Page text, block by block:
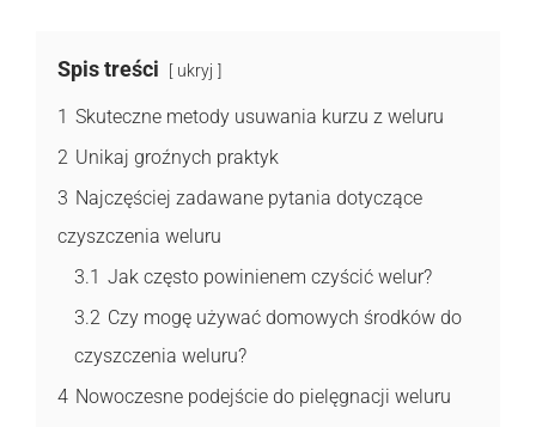
Spis treści ukryj
1 Skuteczne metody usuwania kurzu z weluru
2 Unikaj groźnych praktyk
3 Najczęściej zadawane pytania dotyczące
czyszczenia weluru
3.1 Jak często powinienem czyścić welur?
3.2 Czy mogę używać domowych środków do
czyszczenia weluru?
4 Nowoczesne podejście do pielęgnacji weluru